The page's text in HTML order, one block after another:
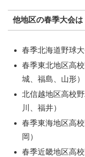
他地区の春季大会は
春季北海道野球大
春季東北地区高
城、福島、山形）
北信越地区高校
川、福井）
春季東海地区高
岡）
春季近畿地区高